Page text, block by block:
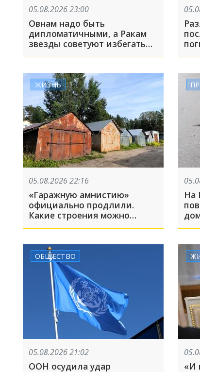
05.08.2026 23:00
Овнам надо быть
дипломатичными, а Ракам
звезды советуют избегать
критики в личных
5
ЖИЗНЬ
05.08.2026 22:16
«Гаражную амнистию»
официально продлили.
Какие строения можно
зарегистрировать?
На
ОБЩЕСТВО
05.08.2026 21:02
ООН осудила удар
«И